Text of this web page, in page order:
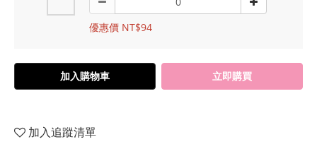
優惠價 NT$94
加入購物車 立即購買
加入追蹤清單